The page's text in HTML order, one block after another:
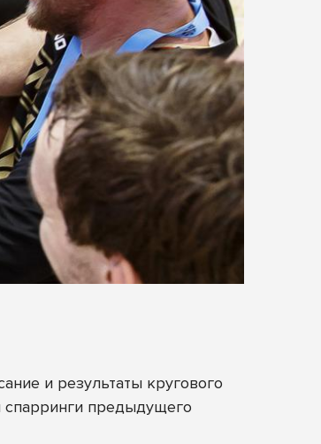
и результаты кругового
спарринги предыдущего